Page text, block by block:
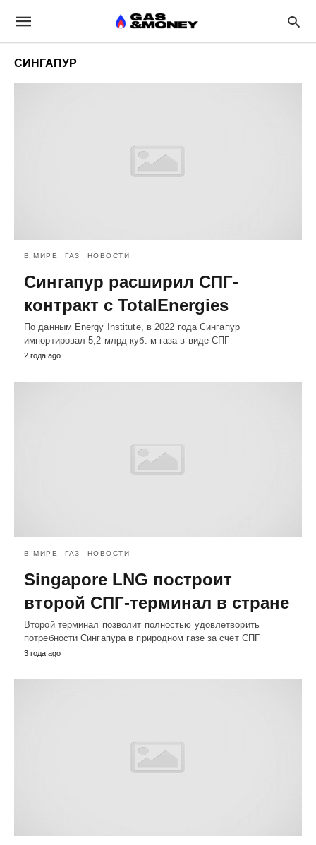
СИНГАПУР
В МИРЕ ГАЗ НОВОСТИ
Сингапур расширил СПГ-
контракт с TotalEnergies
По данным Energy Institute, в 2022 года Сингапур
импортировал 5,2 млрд куб. м газа в виде СПГ
2 года ago
В МИРЕ ГАЗ НОВОСТИ
Singapore LNG построит
второй СПГ-терминал в стране
Второй терминал позволит полностью удовлетворить
потребности Сингапура в природном газе за счет СПГ
3 года ago